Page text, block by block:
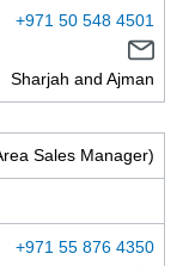
+971 50 548 4501
Sharjah and Ajman
Sales Manager)
+971 55 876 4350